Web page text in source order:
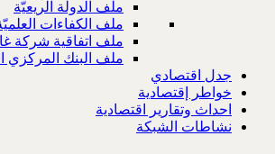
ملف الدولة الريعيّة
ملف الكفاءات
ملف اتفاقية شركة
ملف البنك المركزي
جدل اقتصادي
خواطر إقتصادية
احداث وتقارير اقتصادية
نشاطات الشبكة